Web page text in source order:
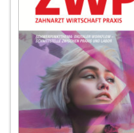
Argon Dental
62
Rotierende chirurgische
Minimalinvasive alveoläre
Knochenaugmentation
Dr. med. dent. Stefan
Martin Popp
DVD im Online-Shop